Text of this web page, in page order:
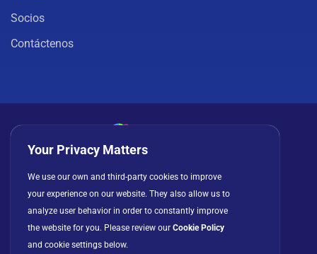
Socios
Contáctenos
Política de privacidad Cookies
Acuerdo de licencia
Your Privacy Matters
We use our own and third-party cookies to improve
your experience on our website. They also allow us to
analyze user behavior in order to constantly improve
the website for you. Please review our Cookie Policy
and cookie settings below.